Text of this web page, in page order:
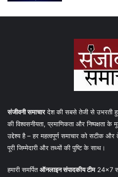
संजीवनी समाचारदेश की सबसे तेजी से उभरती हुई
की विश्वसनीयता, प्रमाणिकता और निष्पक्षता के
उद्देश्य है – हर महत्वपूर्ण समाचार को सटीक
पूरी जिम्मेदारी और तथ्यों की पुष्टि के साथ।
हमारी समर्पितऑनलाइन संपादकीय टीम24×7